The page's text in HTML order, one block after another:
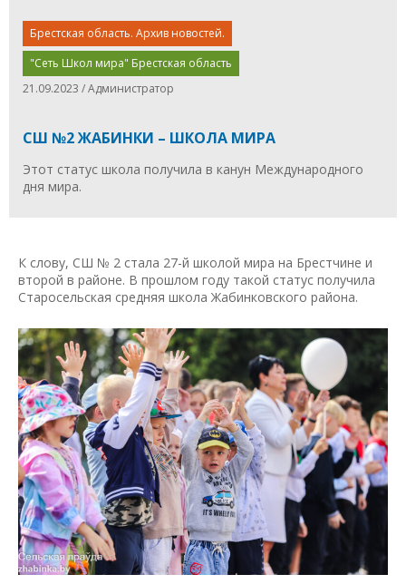
Брестская область. Архив новостей.
"Сеть Школ мира" Брестская область
21.09.2023 / Администратор
СШ №2 ЖАБИНКИ – ШКОЛА МИРА
Этот статус школа получила в канун Международного
дня мира.
К слову, СШ № 2 стала 27-й школой мира на Брестчине и
второй в районе. В прошлом году такой статус получила
Старосельская средняя школа Жабинковского района.